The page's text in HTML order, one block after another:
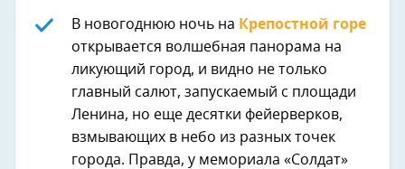
В новогоднюю ночь на Крепостной горе
открывается волшебная панорама на
ликующий город, и видно не только
главный салют, запускаемый с площади
Ленина, но еще десятки фейерверков,
взмывающих в небо из разных точек
города. Правда, у мемориала «Солдат»